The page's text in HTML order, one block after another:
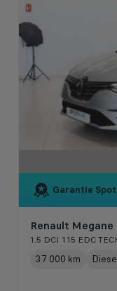
Garantie
Renault Megane
1.5 DCI 115 EDC
37 000 km